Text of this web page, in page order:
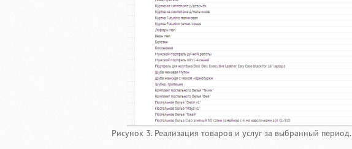
Рисунок 3. Реализация товаров и услуг за выбранный период.